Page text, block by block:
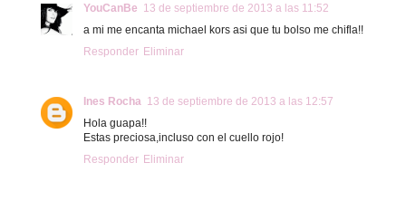
YouCanBe 13 de septiembre de 2013 a las 11:52
a mi me encanta michael kors asi que tu bolso me chifla!!
Responder Eliminar
Ines Rocha 13 de septiembre de 2013 a las 12:57
Hola guapa!!
Estas preciosa,incluso con el cuello rojo!
Responder Eliminar